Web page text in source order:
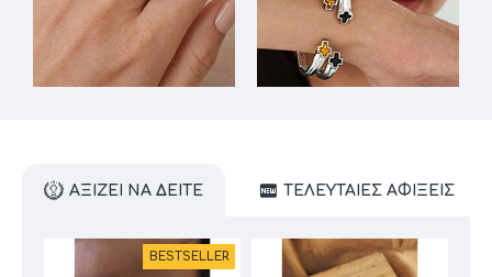
ΑΞΊΖΕΙ ΝΑ ΔΕΊΤΕ ΤΕΛΕΥΤΑΊΕΣ ΑΦΊΞΕΙΣ
BESTSELLER